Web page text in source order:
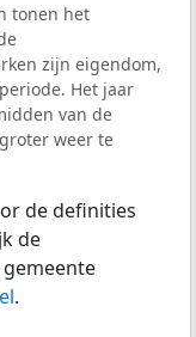
tonen het
zijn eigendom,
Het jaar
van de
weer te
de definities
de
.